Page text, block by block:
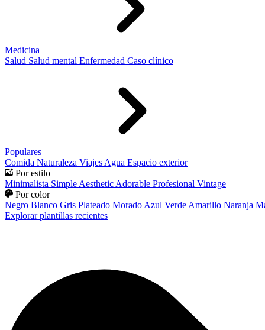
Medicina
Salud Salud mental Enfermedad Caso clínico
Populares
Comida Naturaleza Viajes Agua Espacio exterior
Por estilo
Minimalista Simple Aesthetic Adorable Profesional Vintage
Por color
Negro Blanco Gris Plateado Morado Azul Verde Amarillo Naranja
Explorar plantillas recientes